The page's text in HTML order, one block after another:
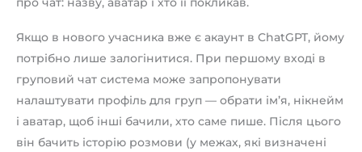
Якщо в нового учасника вже є акаунт в ChatGPT, йому
потрібно лише залогінитися. При першому вході в
груповий чат система може запропонувати
налаштувати профіль для груп — обрати ім’я, нікнейм
і аватар, щоб інші бачили, хто саме пише. Після цього
він бачить історію розмови (у межах, які визначені